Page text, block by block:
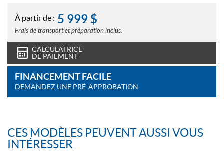
n
s
À partir de : 5 999 $
Frais de transport et préparation inclus.
CALCULATRICE
DE PAIEMENT
FINANCEMENT FACILE
DEMANDEZ UNE PRÉ-APPROBATION
CES MODÈLES PEUVENT AUSSI VOUS
INTÉRESSER